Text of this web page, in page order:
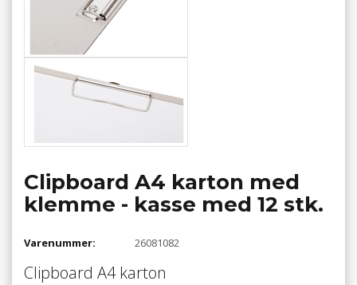
Clipboard A4 karton med
klemme - kasse med 12 stk.
Varenummer: 26081082
Clipboard A4 karton